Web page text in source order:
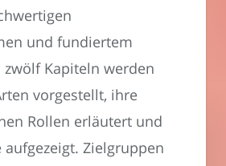
und fundiertem
zwölf Kapiteln werden
vorgestellt, ihre
Rollen erläutert und
aufgezeigt. Zielgruppen